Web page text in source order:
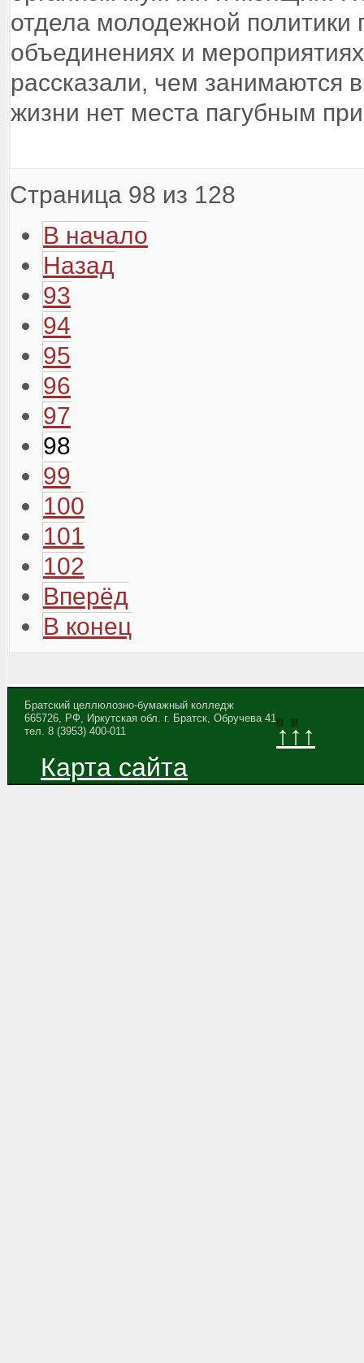
отдела молодежной политики
объединениях и
рассказали, чем занимаются
жизни нет места пагубным
Страница 98 из 128
В начало
Назад
93
94
95
96
97
98
99
100
101
102
Вперёд
В конец
Братский целлюлозно-бумажный колледж
665726, РФ, Иркутская обл. г. Братск, Обручева 41
тел. 8 (3953) 400-011
↑↑↑
Карта сайта